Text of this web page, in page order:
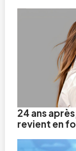
24 ans
revient en